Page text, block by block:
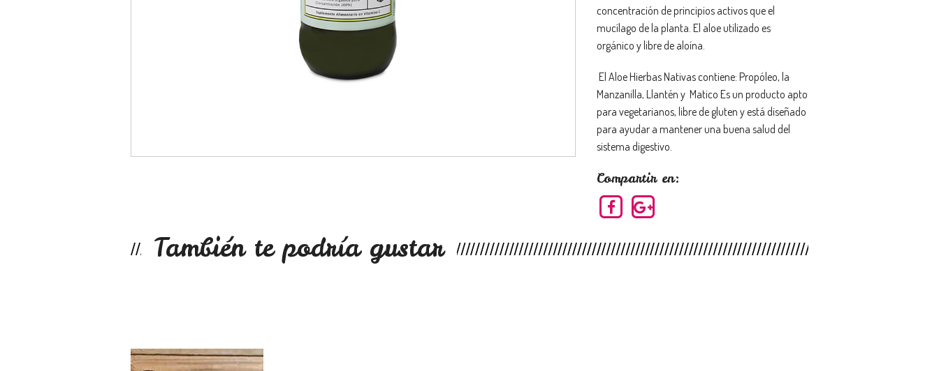
concentración de principios activos que el
mucílago de la planta. El aloe utilizado es
orgánico y libre de aloína.
El Aloe Hierbas Nativas contiene: Propóleo, la
Manzanilla, Llantén y Matico Es un producto apto
para vegetarianos, libre de gluten y está diseñado
para ayudar a mantener una buena salud del
sistema digestivo.
Compartir en:
También te podría gustar